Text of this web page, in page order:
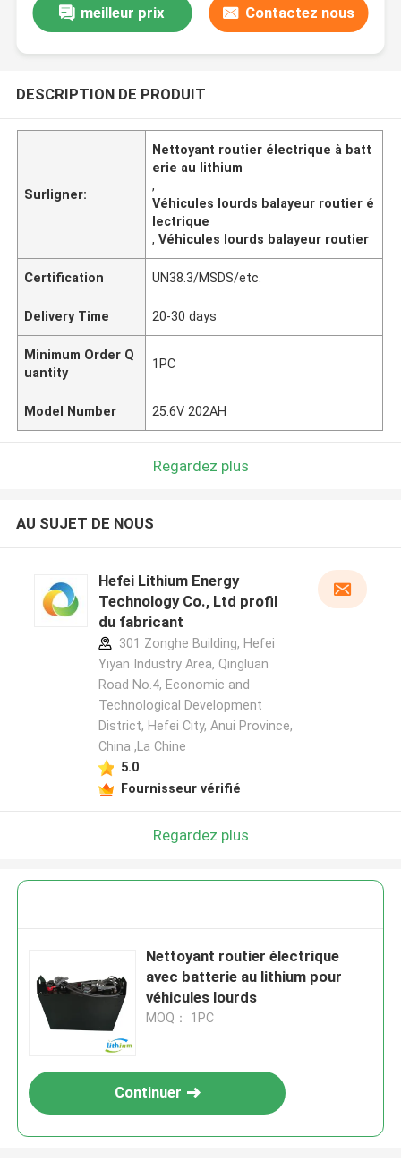
meilleur prix Contactez nous
DESCRIPTION DE PRODUIT
Surligner:
Nettoyant routier électrique à batt
erie au lithium
,
Véhicules lourds balayeur routier é
lectrique
,Véhicules lourds balayeur routier
Certification UN38.3/MSDS/etc.
Delivery Time 20-30 days
Minimum Order Q
uantity
1PC
Model Number 25.6V 202AH
Regardez plus
AU SUJET DE NOUS
Hefei Lithium Energy
Technology Co., Ltd profil
du fabricant
301 Zonghe Building, Hefei
Yiyan Industry Area, Qingluan
Road No.4, Economic and
Technological Development
District, Hefei City, Anui Province,
China ,La Chine
5.0
Fournisseur vérifié
Regardez plus
Nettoyant routier électrique
avec batterie au lithium pour
véhicules lourds
MOQ： 1PC
Continuer